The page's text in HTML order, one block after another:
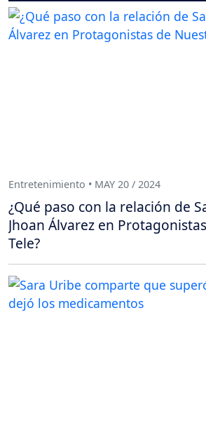
Entretenimiento • MAY 20 / 2024
¿Qué paso con la relación de
Jhoan Álvarez en
Tele?